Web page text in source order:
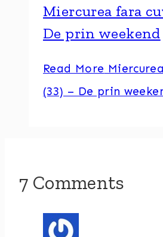
Miercurea fara
De prin weekend
Read More
(33) – De prin
7 Comments